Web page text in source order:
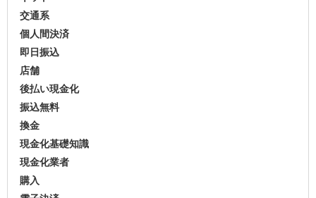
交通系
個人間決済
即日振込
店舗
後払い現金化
振込無料
換金
現金化基礎知識
現金化業者
購入